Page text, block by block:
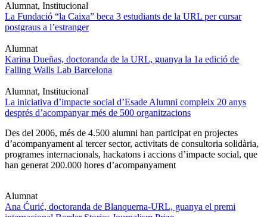
Alumnat, Institucional
La Fundació “la Caixa” beca 3 estudiants de la URL per cursar
postgraus a l’estranger
Alumnat
Karina Dueñas, doctoranda de la URL, guanya la 1a edició de
Falling Walls Lab Barcelona
Alumnat, Institucional
La iniciativa d’impacte social d’Esade Alumni compleix 20 anys
després d’acompanyar més de 500 organitzacions
Des del 2006, més de 4.500 alumni han participat en projectes
d’acompanyament al tercer sector, activitats de consultoria solidària,
programes internacionals, hackatons i accions d’impacte social, que
han generat 200.000 hores d’acompanyament
Alumnat
Ana Ćurić, doctoranda de Blanquerna-URL, guanya el premi